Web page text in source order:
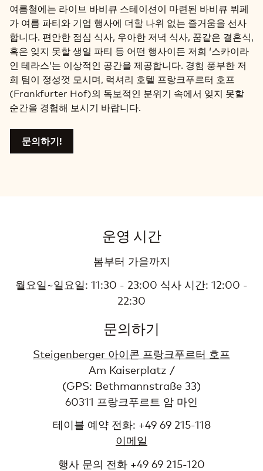
여름철에는 라이브 바비큐 스테이션이 마련된 바비큐 뷔페
가 여름 파티와 기업 행사에 더할 나위 없는 즐거움을 선사
합니다. 편안한 점심 식사, 우아한 저녁 식사, 꿈같은 결혼식,
혹은 잊지 못할 생일 파티 등 어떤 행사이든 저희 ‘스카이라
인 테라스’는 이상적인 공간을 제공합니다. 경험 풍부한 저
희 팀이 정성껏 모시며, 럭셔리 호텔 프랑크푸르터 호프
(Frankfurter Hof)의 독보적인 분위기 속에서 잊지 못할
순간을 경험해 보시기 바랍니다.
문의하기!
운영 시간
봄부터 가을까지
월요일~일요일: 11:30 - 23:00 식사 시간: 12:00 -
22:30
문의하기
Steigenberger 아이콘 프랑크푸르터 호프
Am Kaiserplatz /
(GPS: Bethmannstraße 33)
60311 프랑크푸르트 암 마인
테이블 예약 전화: +49 69 215-118
이메일
행사 문의 전화 +49 69 215-120